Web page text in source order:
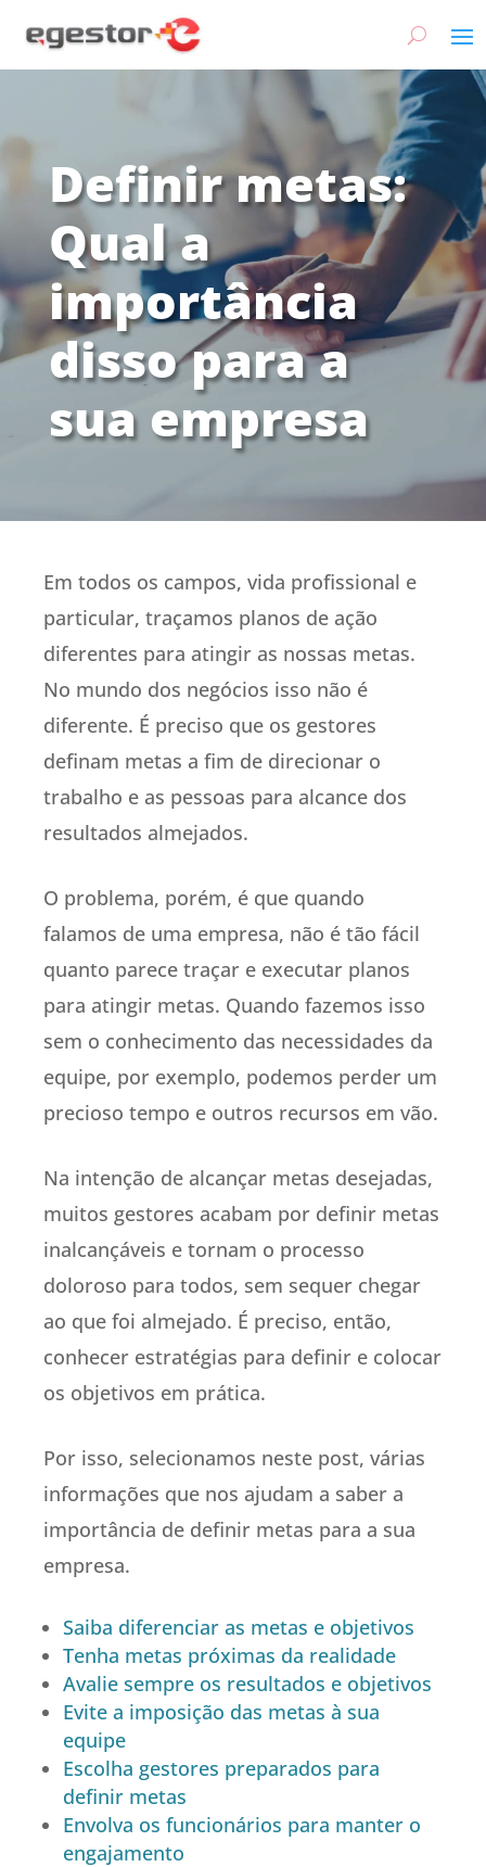
Definir metas:
Qual a
importância
disso para a
sua empresa
Em todos os campos, vida profissional e
particular, traçamos planos de ação
diferentes para atingir as nossas metas.
No mundo dos negócios isso não é
diferente. É preciso que os gestores
definam metas a fim de direcionar o
trabalho e as pessoas para alcance dos
resultados almejados.
O problema, porém, é que quando
falamos de uma empresa, não é tão fácil
quanto parece traçar e executar planos
para atingir metas. Quando fazemos isso
sem o conhecimento das necessidades da
equipe, por exemplo, podemos perder um
precioso tempo e outros recursos em vão.
Na intenção de alcançar metas desejadas,
muitos gestores acabam por definir metas
inalcançáveis e tornam o processo
doloroso para todos, sem sequer chegar
ao que foi almejado. É preciso, então,
conhecer estratégias para definir e colocar
os objetivos em prática.
Por isso, selecionamos neste post, várias
informações que nos ajudam a saber a
importância de definir metas para a sua
empresa.
Saiba diferenciar as metas e objetivos
Tenha metas próximas da realidade
Avalie sempre os resultados e objetivos
Evite a imposição das metas à sua
equipe
Escolha gestores preparados para
definir metas
Envolva os funcionários para manter o
engajamento